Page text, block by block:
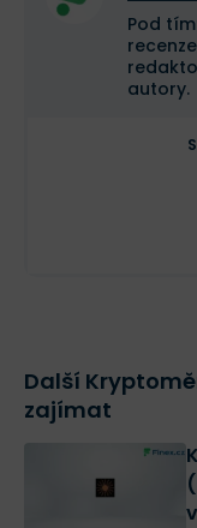
Pod
autory.
Další
zajímat